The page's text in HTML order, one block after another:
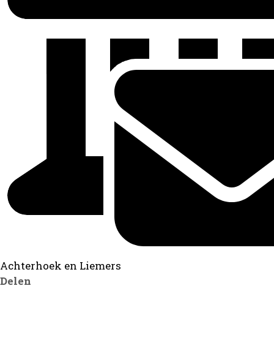
Achterhoek en Liemers
Delen